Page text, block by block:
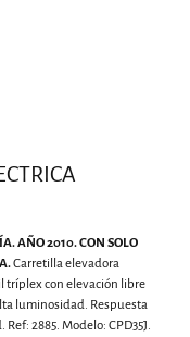
AÑO 2010. CON SOLO
Carretilla elevadora
tríplex con elevación libre
luminosidad. Respuesta
2885. Modelo: CPD35J.